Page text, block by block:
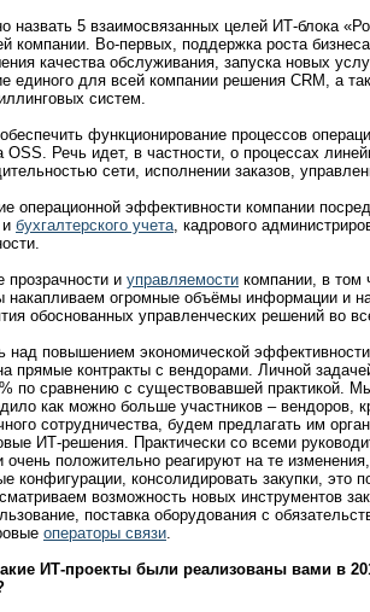
назвать 5 взаимосвязанных целей ИТ-блока
компании. Во-первых, поддержка роста
качества обслуживания, запуска новых
единого для всей компании решения CRM, а
систем.
функционирование процессов
Речь идет, в частности, о процессах
сети, исполнении заказов,
операционной эффективности компании
и бухгалтерского учета , кадрового
прозрачности и управляемости компании, в том
накапливаем огромные объёмы информации и
обоснованных управленческих решений во
над повышением экономической
прямые контракты с вендорами. Личной
по сравнению с существовавшей практикой.
как можно больше участников – вендоров,
сотрудничества, будем предлагать им
ИТ-решения. Практически со всеми
очень положительно реагируют на те
конфигурации, консолидировать закупки, это
возможность новых инструментов
поставка оборудования с
операторы связи
ИТ-проекты были реализованы вами в